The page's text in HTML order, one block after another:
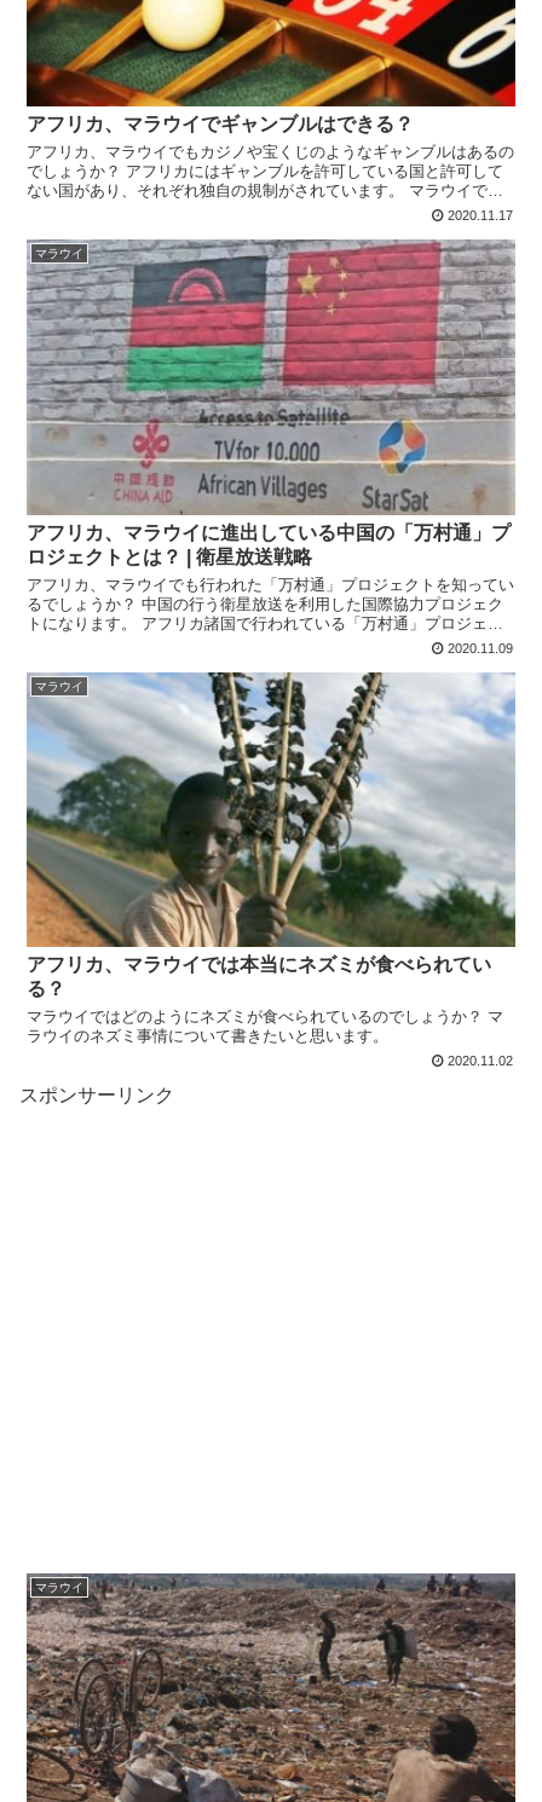
アフリカ、マラウイでギャンブルはできる？
アフリカ、マラウイでもカジノや宝くじのようなギャンブルはあるの
でしょうか？ アフリカにはギャンブルを許可している国と許可して
ない国があり、それぞれ独自の規制がされています。 マラウイで見
2020.11.17
マラウイ
アフリカ、マラウイに進出している中国の「万村通」プ
ロジェクトとは？ | 衛星放送戦略
アフリカ、マラウイでも行われた「万村通」プロジェクトを知ってい
るでしょうか？ 中国の行う衛星放送を利用した国際協力プロジェク
トになります。 アフリカ諸国で行われている「万村通」プロジェク
トについて、マラウイでの状況について書いてみたいと思います。
2020.11.09
マラウイ
アフリカ、マラウイでは本当にネズミが食べられてい
る？
マラウイではどのようにネズミが食べられているのでしょうか？ マ
ラウイのネズミ事情について書きたいと思います。
2020.11.02
スポンサーリンク
マラウイ